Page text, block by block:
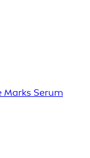
Marks Serum